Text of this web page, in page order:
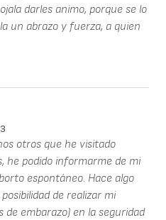
darles animo, porque se lo
un abrazo y fuerza, a quien
otros que he visitado
he podido informarme de mi
espontáneo. Hace algo
de realizar mi
de embarazo) en la seguridad